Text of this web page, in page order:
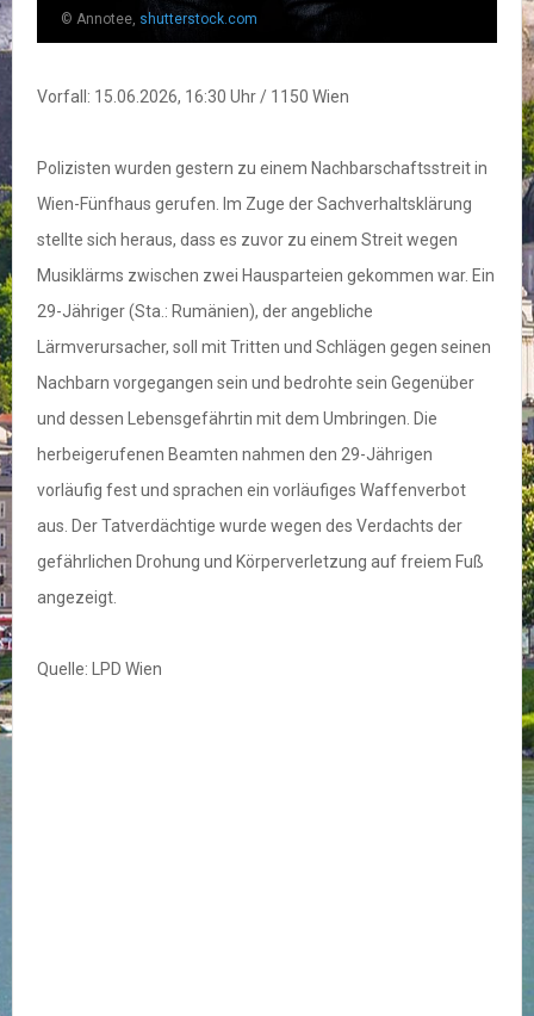
© Annotee, shutterstock.com
Vorfall: 15.06.2026, 16:30 Uhr / 1150 Wien
Polizisten wurden gestern zu einem Nachbarschaftsstreit in
Wien-Fünfhaus gerufen. Im Zuge der Sachverhaltsklärung
stellte sich heraus, dass es zuvor zu einem Streit wegen
Musiklärms zwischen zwei Hausparteien gekommen war. Ein
29-Jähriger (Sta.: Rumänien), der angebliche
Lärmverursacher, soll mit Tritten und Schlägen gegen seinen
Nachbarn vorgegangen sein und bedrohte sein Gegenüber
und dessen Lebensgefährtin mit dem Umbringen. Die
herbeigerufenen Beamten nahmen den 29-Jährigen
vorläufig fest und sprachen ein vorläufiges Waffenverbot
aus. Der Tatverdächtige wurde wegen des Verdachts der
gefährlichen Drohung und Körperverletzung auf freiem Fuß
angezeigt.
Quelle: LPD Wien